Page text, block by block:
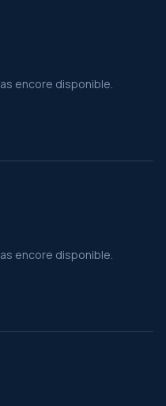
encore disponible.
encore disponible.